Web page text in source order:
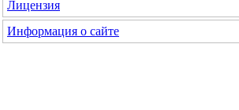
Лицензия
Информация о сайте